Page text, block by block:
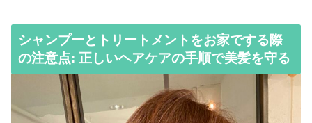
シャンプーとトリートメントをお家でする際
の注意点: 正しいヘアケアの手順で美髪を守る